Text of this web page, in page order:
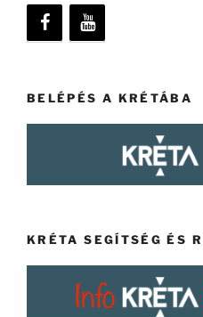
BELÉPÉS A KRÉTÁBA
KRÉTA SEGÍTSÉG ÉS